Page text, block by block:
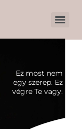
Ez most nem
egy szerep. Ez
végre Te vagy.